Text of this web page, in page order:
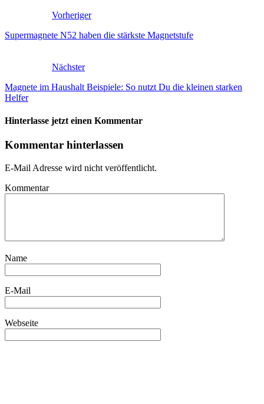
Vorheriger
Supermagnete N52 haben die stärkste Magnetstufe
Nächster
Magnete im Haushalt Beispiele: So nutzt Du die kleinen starken
Helfer
Hinterlasse jetzt einen Kommentar
Kommentar hinterlassen
E-Mail Adresse wird nicht veröffentlicht.
Kommentar
Name
E-Mail
Webseite